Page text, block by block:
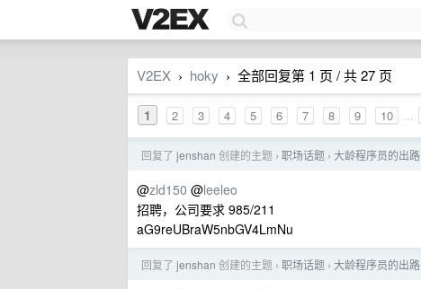
V2EX › hoky › 全部回复第 1 页 / 共 27 页
1 2 3 4 5 6 7 8 9 10 ...
回复了 jenshan 创建的主题 › 职场话题 › 大龄程序员的出路
@zld150 @leeleo
招聘，公司要求 985/211
aG9reUBraW5nbGV4LmNu
回复了 jenshan 创建的主题 › 职场话题 › 大龄程序员的出路